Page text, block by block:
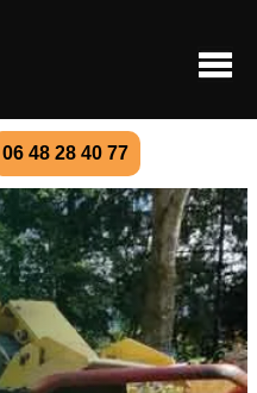
06 48 28 40 77